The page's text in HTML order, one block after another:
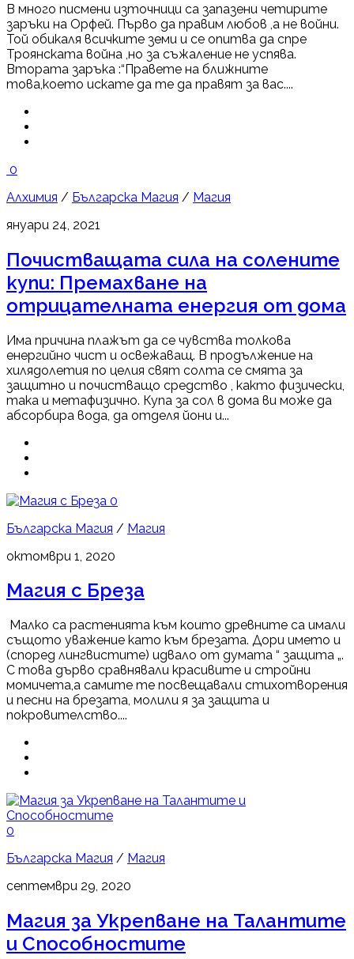
В много писмени източници са запазени четирите
заръки на Орфей. Първо да правим любов ,а не войни.
Той обикаля всичките земи и се опитва да спре
Троянската война ,но за съжаление не успява.
Втората заръка :“Правете на ближните
това,което искате да те да правят за вас....
0
Алхимия / Българска Магия / Магия
януари 24, 2021
Почистващата сила на солените
купи: Премахване на
отрицателната енергия от дома
Има причина плажът да се чувства толкова
енергийно чист и освежаващ. В продължение на
хилядолетия по целия свят солта се смята за
защитно и почистващо средство , както физически,
така и метафизично. Купа за сол в дома ви може да
абсорбира вода, да отделя йони и...
0
Българска Магия / Магия
октомври 1, 2020
Магия с Бреза
Малко са растенията към които древните са имали
същото уважение като към брезата. Дори името и
(според лингвистите) идвало от думата “ защита „.
С това дърво сравнявали красивите и стройни
момичета,а самите те посвещавали стихотворения
и песни на брезата, молили я за защита и
покровителство....
0
Българска Магия / Магия
септември 29, 2020
Магия за Укрепване на Талантите
и Способностите